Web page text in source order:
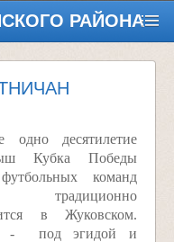
РАЙОНА
десятилетие
Кубка Победы
команд
традиционно
в Жуковском.
- под эгидой и